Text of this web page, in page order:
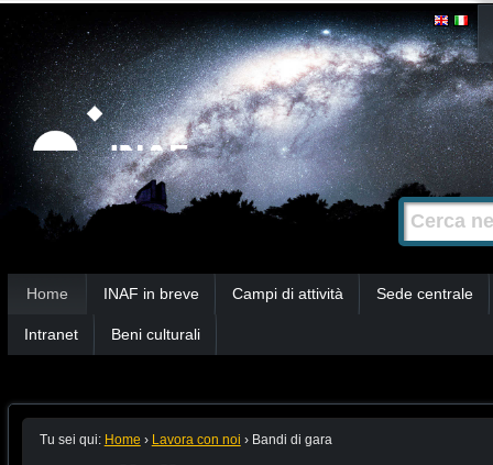
Strumenti
personali
Salta
contenuti.
|
Salta
alla
navigazione
Cerca nel
Ricerca
avanzata…
Home INAF in breve Campi di attività Sede centrale
Intranet Beni culturali
Tu sei qui: Home › Lavora con noi › Bandi di gara